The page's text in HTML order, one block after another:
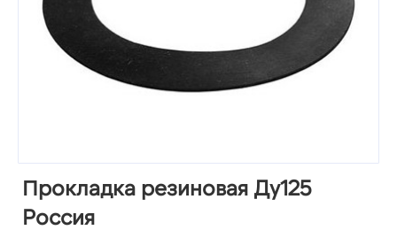
Прокладка резиновая Ду125
Россия